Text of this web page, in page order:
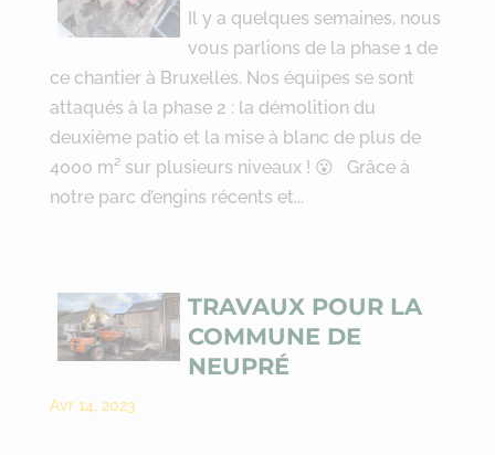
Il y a quelques semaines, nous
vous parlions de la phase 1 de
ce chantier à Bruxelles. Nos équipes se sont
attaqués à la phase 2 : la démolition du
deuxième patio et la mise à blanc de plus de
4000 m² sur plusieurs niveaux ! 😮 Grâce à
notre parc d’engins récents et...
TRAVAUX POUR LA
COMMUNE DE
NEUPRÉ
Avr 14, 2023